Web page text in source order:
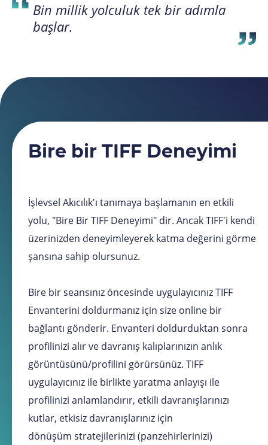
Bin millik yolculuk tek bir adımla
başlar.
Bire bir TIFF Deneyimi
İşlevsel Akıcılık'ı tanımaya başlamanın en etkili
yolu, "Bire Bir TIFF Deneyimi" dir. Ancak TIFF'i kendi
üzerinizden deneyimleyerek katma değerini görme
şansına sahip olursunuz.
Bire bir seansınız öncesinde uygulayıcınız TIFF
Envanterini doldurmanız için size online bir
bağlantı gönderir. Envanteri doldurduktan sonra
profilinizi alır ve davranış kalıplarınızın anlık
görüntüsünü/profilini görürsünüz. TIFF
uygulayıcınız ile birlikte yaratma anlayışı ile
profilinizi anlamlandırır, etkili davranışlarınızı
kutlar, etkisiz davranışlarınız için
dönüşüm stratejilerinizi (panzehirlerinizi)